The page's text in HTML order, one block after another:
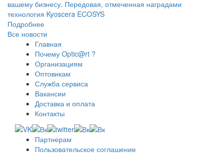
вашему бизнесу. Передовая, отмеченная наградами
технология Kyoscera ECOSYS
Подробнее
Все новости
Главная
Почему Optic@rt ?
Организациям
Оптовикам
Служба сервиса
Вакансии
Доставка и оплата
Контакты
Партнерам
Пользовательское соглашение